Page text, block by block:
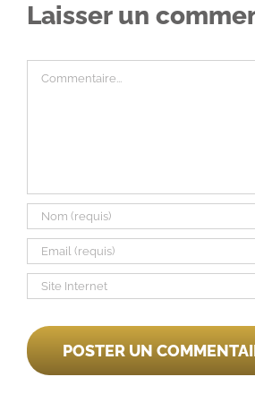
Laisser un